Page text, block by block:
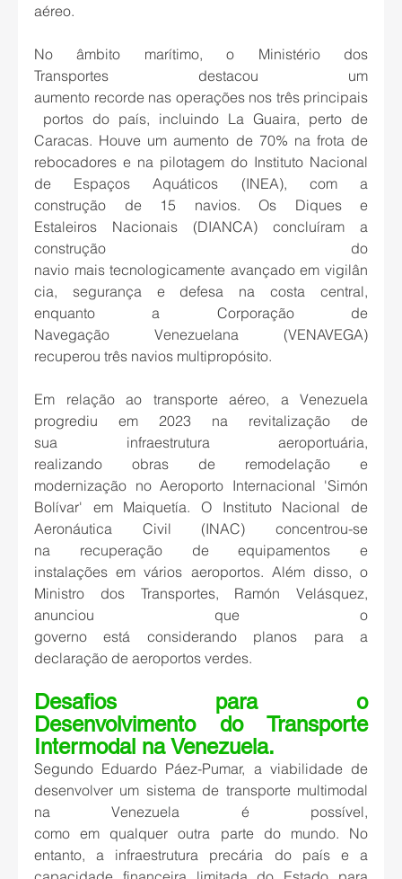
aéreo.
No âmbito marítimo, o Ministério dos
Transportes destacou um
aumento recorde nas operações nos três principais
portos do país, incluindo La Guaira, perto de
Caracas. Houve um aumento de 70% na frota de
rebocadores e na pilotagem do Instituto Nacional
de Espaços Aquáticos (INEA), com a
construção de 15 navios. Os Diques e
Estaleiros Nacionais (DIANCA) concluíram a
construção do
navio mais tecnologicamente avançado em vigilân
cia, segurança e defesa na costa central,
enquanto a Corporação de
Navegação Venezuelana (VENAVEGA)
recuperou três navios multipropósito.
Em relação ao transporte aéreo, a Venezuela
progrediu em 2023 na revitalização de
sua infraestrutura aeroportuária,
realizando obras de remodelação e
modernização no Aeroporto Internacional 'Simón
Bolívar' em Maiquetía. O Instituto Nacional de
Aeronáutica Civil (INAC) concentrou-se
na recuperação de equipamentos e
instalações em vários aeroportos. Além disso, o
Ministro dos Transportes, Ramón Velásquez,
anunciou que o
governo está considerando planos para a
declaração de aeroportos verdes.
Desafios para o
Desenvolvimento do Transporte
Intermodal na Venezuela.
Segundo Eduardo Páez-Pumar, a viabilidade de
desenvolver um sistema de transporte multimodal
na Venezuela é possível,
como em qualquer outra parte do mundo. No
entanto, a infraestrutura precária do país e a